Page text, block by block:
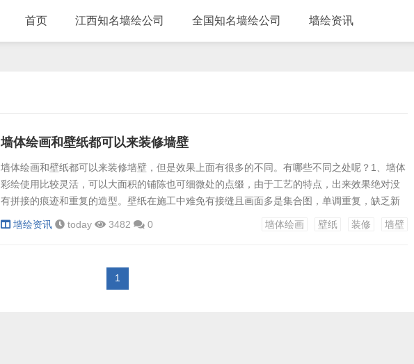
首页 江西知名墙绘公司 全国知名墙绘公司 墙绘资讯
墙体绘画和壁纸都可以来装修墙壁
墙体绘画和壁纸都可以来装修墙壁，但是效果上面有很多的不同。有哪些不同之处呢？1、墙体
彩绘使用比较灵活，可以大面积的铺陈也可细微处的点缀，由于工艺的特点，出来效果绝对没
有拼接的痕迹和重复的造型。壁纸在施工中难免有接缝且画面多是集合图，单调重复，缺乏新
意。2、在耐用性方面，墙体彩绘因为使用丙烯绘画，所以有一定的防水修补功能，而且容易清
4、在图案选择方面，墙...
墙绘资讯 today 3482 0 墙体绘画 壁纸 装修 墙壁
1